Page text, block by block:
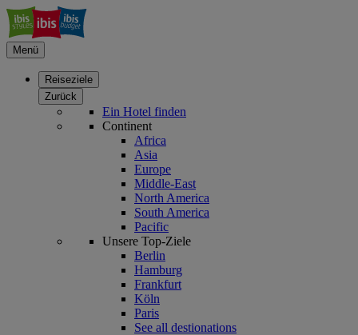
Menü
Reiseziele
Zurück
Ein Hotel finden
Continent
Africa
Asia
Europe
Middle-East
North America
South America
Pacific
Unsere Top-Ziele
Berlin
Hamburg
Frankfurt
Köln
Paris
See all destionations